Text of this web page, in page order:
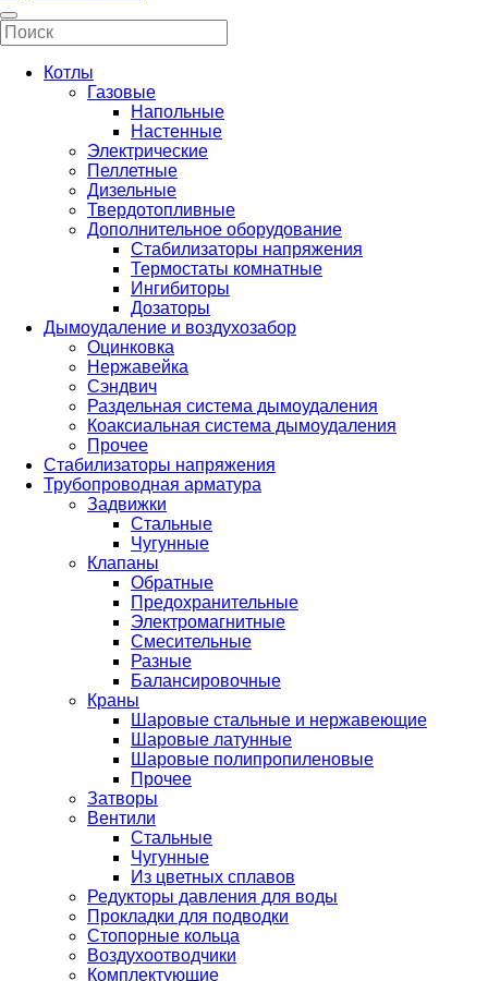
Котлы
Газовые
Напольные
Настенные
Электрические
Пеллетные
Дизельные
Твердотопливные
Дополнительное оборудование
Стабилизаторы напряжения
Термостаты комнатные
Ингибиторы
Дозаторы
Дымоудаление и воздухозабор
Оцинковка
Нержавейка
Сэндвич
Раздельная система дымоудаления
Коаксиальная система дымоудаления
Прочее
Стабилизаторы напряжения
Трубопроводная арматура
Задвижки
Стальные
Чугунные
Клапаны
Обратные
Предохранительные
Электромагнитные
Смесительные
Разные
Балансировочные
Краны
Шаровые стальные и нержавеющие
Шаровые латунные
Шаровые полипропиленовые
Прочее
Затворы
Вентили
Стальные
Чугунные
Из цветных сплавов
Редукторы давления для воды
Прокладки для подводки
Стопорные кольца
Воздухоотводчики
Комплектующие